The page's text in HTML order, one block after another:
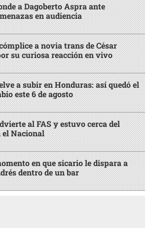
a Dagoberto Aspra ante
en audiencia
a novia trans de César
su curiosa reacción en vivo
a subir en Honduras: así quedó el
este 6 de agosto
al FAS y estuvo cerca del
Nacional
en que sicario le dispara a
dentro de un bar